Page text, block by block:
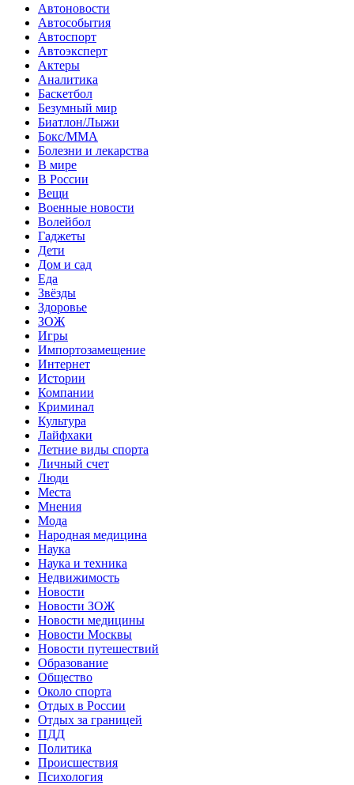
Автоновости
Автособытия
Автоспорт
Автоэксперт
Актеры
Аналитика
Баскетбол
Безумный мир
Биатлон/Лыжи
Бокс/MMA
Болезни и лекарства
В мире
В России
Вещи
Военные новости
Волейбол
Гаджеты
Дети
Дом и сад
Еда
Звёзды
Здоровье
ЗОЖ
Игры
Импортозамещение
Интернет
Истории
Компании
Криминал
Культура
Лайфхаки
Летние виды спорта
Личный счет
Люди
Места
Мнения
Мода
Народная медицина
Наука
Наука и техника
Недвижимость
Новости
Новости ЗОЖ
Новости медицины
Новости Москвы
Новости путешествий
Образование
Общество
Около спорта
Отдых в России
Отдых за границей
ПДД
Политика
Происшествия
Психология